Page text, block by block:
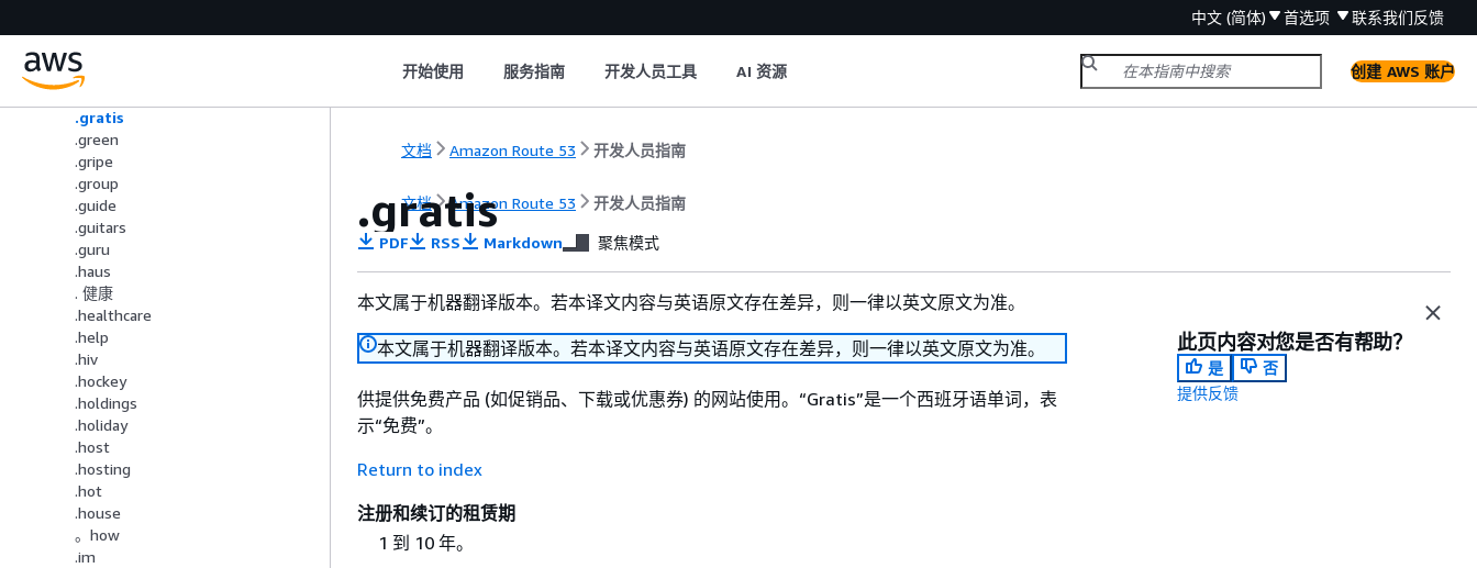
中文 (简体) 首选项 联系我们反馈
开始使用 服务指南 开发人员工具 AI 资源 创建 AWS 账户
.gold
.golf
.gratis
.green
.gripe
.group
.guide
.guitars
.guru
.haus
. 健康
.healthcare
.help
.hiv
.hockey
.holdings
.holiday
.host
.hosting
.hot
.house
。how
.im
文档 Amazon Route 53 开发人员指南
文档 Amazon Route 53 开发人员指南
.gratis
PDF RSS Markdown 聚焦模式
本文属于机器翻译版本。若本译文内容与英语原文存在差异，则一律以英文原文为准。
本文属于机器翻译版本。若本译文内容与英语原文存在差异，则一律以英文原文为准。
供提供免费产品 (如促销品、下载或优惠券) 的网站使用。“Gratis”是一个西班牙语单词，表
示“免费”。
Return to index
注册和续订的租赁期
1 到 10 年。
此页内容对您是否有帮助？
是
否
提供反馈